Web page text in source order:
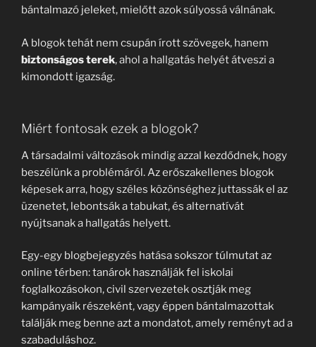
bántalmazó jeleket, mielőtt azok súlyossá válnának.
A blogok tehát nem csupán írott szövegek, hanem
biztonságos terek, ahol a hallgatás helyét átveszi a
kimondott igazság.
Miért fontosak ezek a blogok?
A társadalmi változások mindig azzal kezdődnek, hogy
beszélünk a problémáról. Az erőszakellenes blogok
képesek arra, hogy széles közönséghez juttassák el az
üzenetet, lebontsák a tabukat, és alternatívát
nyújtsanak a hallgatás helyett.
Egy-egy blogbejegyzés hatása sokszor túlmutat az
online térben: tanárok használják fel iskolai
foglalkozásokon, civil szervezetek osztják meg
kampányaik részeként, vagy éppen bántalmazottak
találják meg benne azt a mondatot, amely reményt ad a
szabaduláshoz.